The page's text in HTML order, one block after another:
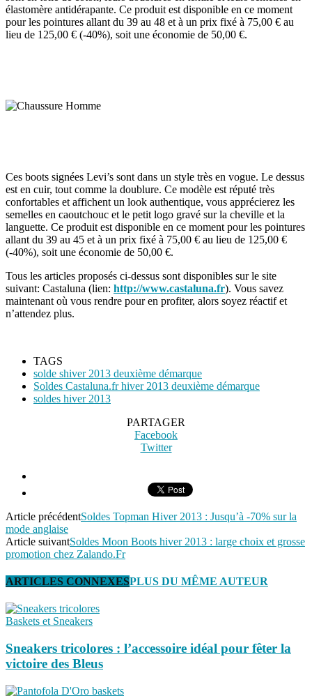
élastomère antidérapante. Ce produit est disponible en ce moment
pour les pointures allant du 39 au 48 et à un prix fixé à 75,00 € au
lieu de 125,00 € (-40%), soit une économie de 50,00 €.
Ces boots signées Levi’s sont dans un style très en vogue. Le dessus
est en cuir, tout comme la doublure. Ce modèle est réputé très
confortables et affichent un look authentique, vous apprécierez les
semelles en caoutchouc et le petit logo gravé sur la cheville et la
languette. Ce produit est disponible en ce moment pour les pointures
allant du 39 au 45 et à un prix fixé à 75,00 € au lieu de 125,00 €
(-40%), soit une économie de 50,00 €.
Tous les articles proposés ci-dessus sont disponibles sur le site
suivant: Castaluna (lien: http://www.castaluna.fr). Vous savez
maintenant où vous rendre pour en profiter, alors soyez réactif et
n’attendez plus.
TAGS
solde shiver 2013 deuxième démarque
Soldes Castaluna.fr hiver 2013 deuxième démarque
soldes hiver 2013
PARTAGER
Facebook
Twitter
Article précédentSoldes Topman Hiver 2013 : Jusqu’à -70% sur la
mode anglaise
Article suivantSoldes Moon Boots hiver 2013 : large choix et grosse
promotion chez Zalando.Fr
ARTICLES CONNEXESPLUS DU MÊME AUTEUR
Baskets et Sneakers
Sneakers tricolores : l’accessoire idéal pour fêter la
victoire des Bleus